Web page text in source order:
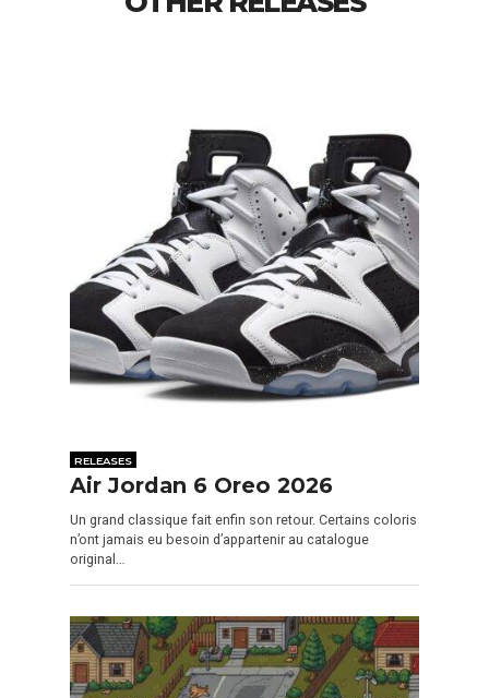
RELEASES
Air Jordan 6 Oreo 2026
Un grand classique fait enfin son retour. Certains coloris
n’ont jamais eu besoin d’appartenir au catalogue
original…